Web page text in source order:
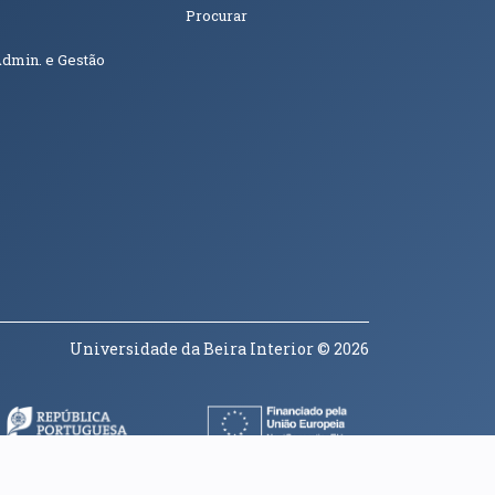
e Gestão
Procurar
Universidade da Beira Interior© 2026
janela) (abre em nova janela)